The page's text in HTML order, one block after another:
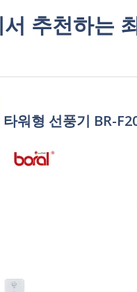
추천하는
워형 선풍기 BR-